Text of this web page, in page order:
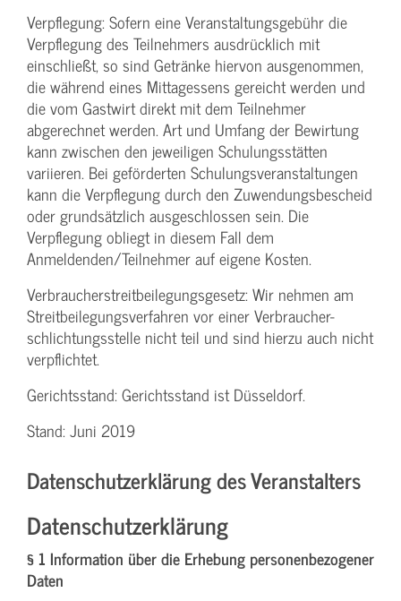
Verpflegung: Sofern eine Veranstaltungs­gebühr die
Verpflegung des Teilnehmers ausdrücklich mit
einschließt, so sind Getränke hiervon ausgenommen,
die während eines Mittagessens gereicht werden und
die vom Gastwirt direkt mit dem Teilnehmer
abgerechnet werden. Art und Umfang der Bewirtung
kann zwischen den jeweiligen Schulungsstätten
variieren. Bei geförderten Schulungs­veranstaltungen
kann die Verpflegung durch den Zuwendungs­bescheid
oder grundsätzlich ausgeschlossen sein. Die
Verpflegung obliegt in diesem Fall dem
Anmeldenden/­Teilnehmer auf eigene Kosten.
Verbraucher­streitbeilegungs­gesetz: Wir nehmen am
Streit­beilegungs­verfahren vor einer Verbraucher­
schlichtungs­stelle nicht teil und sind hierzu auch nicht
verpflichtet.
Gerichtsstand: Gerichtsstand ist Düsseldorf.
Stand: Juni 2019
Datenschutzerklärung des Veranstalters
Datenschutzerklärung
§ 1 Information über die Erhebung personenbezogener
Daten